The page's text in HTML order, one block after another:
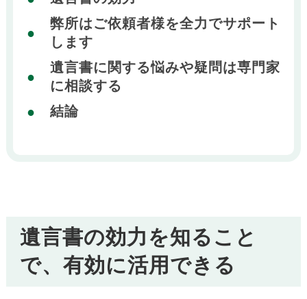
弊所はご依頼者様を全力でサポート
します
遺言書に関する悩みや疑問は専門家
に相談する
結論
遺言書の効力を知ること
で、有効に活用できる